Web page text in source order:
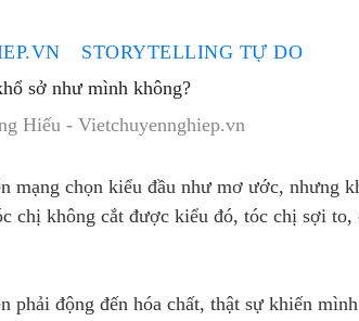
STORYTELLING TỰ DO
sở như mình không?
Hiếu - Vietchuyennghiep.vn
mạng chọn kiểu đầu như mơ ước, nhưng
chị không cắt được kiểu đó, tóc chị sợi
phải động đến hóa chất, thật sự khiến